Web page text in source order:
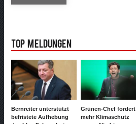
Top Meldungen
Bernreiter unterstützt
befristete Aufhebung
Grünen-Chef fordert
mehr Klimaschutz